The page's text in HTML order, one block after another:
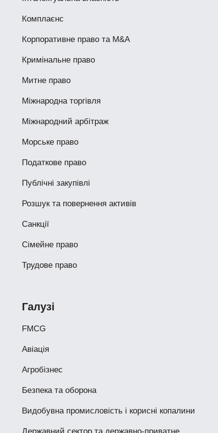
Комплаєнс
Корпоративне право та M&A
Кримінальне право
Митне право
Міжнародна торгівля
Міжнародний арбітраж
Морське право
Податкове право
Публічні закупівлі
Розшук та повернення активів
Санкції
Сімейне право
Трудове право
Галузі
FMCG
Авіація
Агробізнес
Безпека та оборона
Видобувна промисловість і корисні копалини